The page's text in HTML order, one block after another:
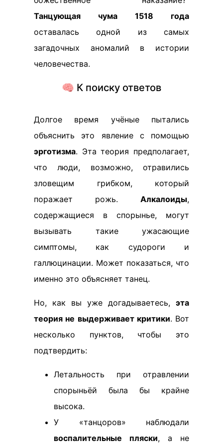
Танцующая чума 1518 года
оставалась одной из самых
загадочных аномалий в истории
человечества.
🧠 К поиску ответов
Долгое время учёные пытались
объяснить это явление с помощью
эрготизма. Эта теория предполагает,
что люди, возможно, отравились
зловещим грибком, который
поражает рожь. Алкалоиды,
содержащиеся в спорынье, могут
вызывать такие ужасающие
симптомы, как судороги и
галлюцинации. Может показаться, что
именно это объясняет танец.
Но, как вы уже догадываетесь, эта
теория не выдерживает критики. Вот
несколько пунктов, чтобы это
подтвердить:
Летальность при отравлении
спорыньёй была бы крайне
высока.
У «танцоров» наблюдали
воспалительные пляски, а не